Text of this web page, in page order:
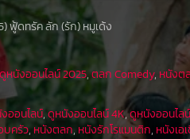
ฟู้ดทรัค ลัก (รัก) หมูเด้ง
ดูหนังออนไลน์ 2025,ตลก Comedy, หนังต
ออนไลน์,ดูหนังออนไลน์ 4K,ดูหนังออนไล
บครัว, หนังตลก, หนังรักโรแมนติก, หนังเอ